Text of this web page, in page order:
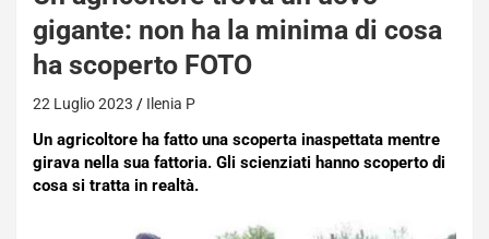
gigante: non ha la minima di cosa
ha scoperto FOTO
22 Luglio 2023 Ilenia P
Un agricoltore ha fatto una scoperta inaspettata mentre
girava nella sua fattoria. Gli scienziati hanno scoperto di
cosa si tratta in realtà.